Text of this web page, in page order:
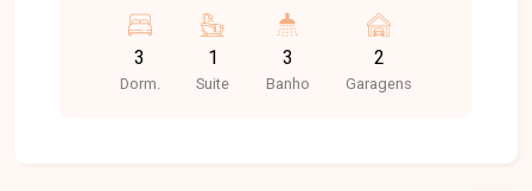
farmácias, restaurantes e diversos serviços
essenciais. O condomínio proporciona
praticidade, conforto e qualidade de vida para
3
Dorm.
1
Suite
3
Banho
2
Garagens